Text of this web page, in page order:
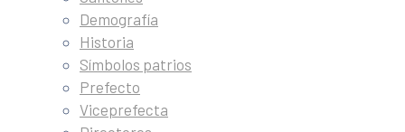
Demografía
Historia
Símbolos patrios
Prefecto
Viceprefecta